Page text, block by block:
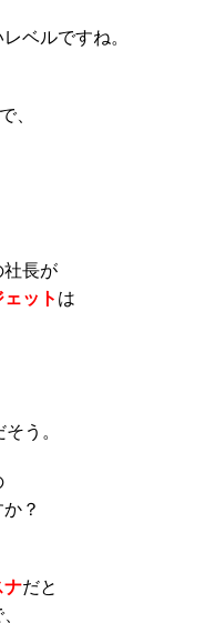
ベルですね。
、
社長が
ット は
う。
？
ナだと